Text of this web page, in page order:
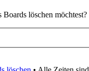
löschen möchtest?